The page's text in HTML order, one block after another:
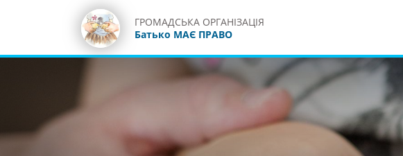
ГРОМАДСЬКА ОРГАНІЗАЦІЯ
Батько МАЄ ПРАВО